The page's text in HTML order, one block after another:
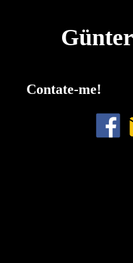
Contate-me!